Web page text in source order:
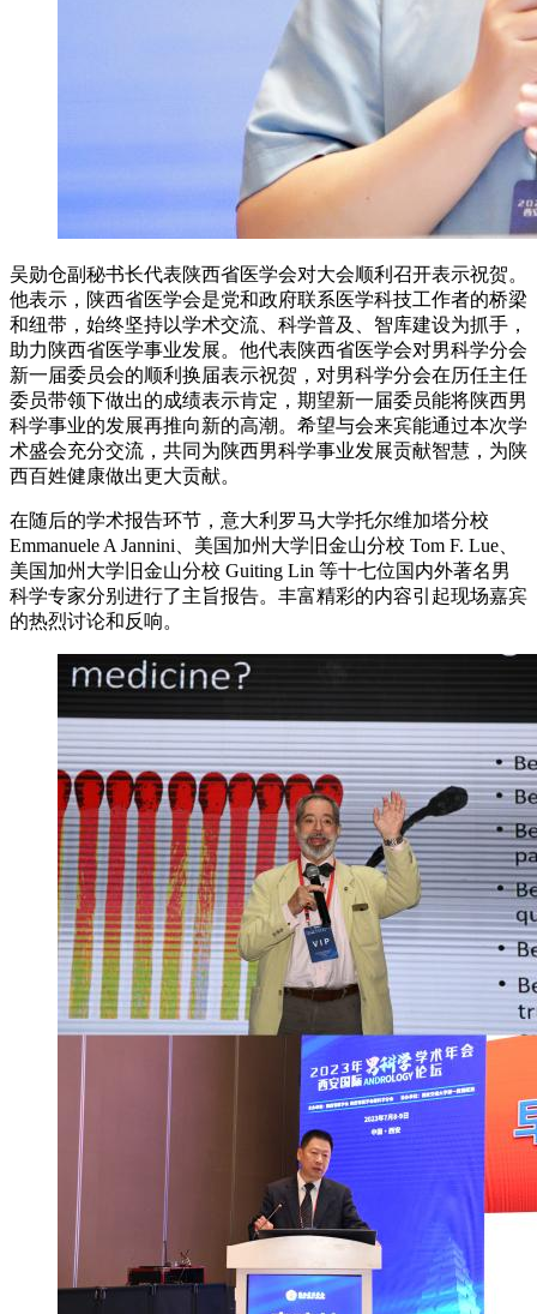
吴勋仓副秘书长代表陕西省医学会对大会顺利召开表示祝贺。
他表示，陕西省医学会是党和政府联系医学科技工作者的桥梁
和纽带，始终坚持以学术交流、科学普及、智库建设为抓手，
助力陕西省医学事业发展。他代表陕西省医学会对男科学分会
新一届委员会的顺利换届表示祝贺，对男科学分会在历任主任
委员带领下做出的成绩表示肯定，期望新一届委员能将陕西男
科学事业的发展再推向新的高潮。希望与会来宾能通过本次学
术盛会充分交流，共同为陕西男科学事业发展贡献智慧，为陕
西百姓健康做出更大贡献。
在随后的学术报告环节，意大利罗马大学托尔维加塔分校
Emmanuele A Jannini、美国加州大学旧金山分校 Tom F. Lue、
美国加州大学旧金山分校 Guiting Lin 等十七位国内外著名男
科学专家分别进行了主旨报告。丰富精彩的内容引起现场嘉宾
的热烈讨论和反响。